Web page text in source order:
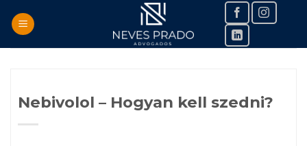
Nebivolol – Hogyan kell szedni?